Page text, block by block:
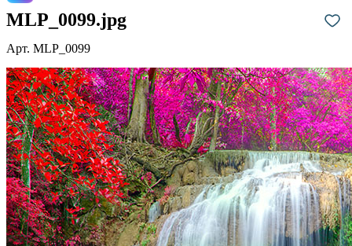
MLP_0099.jpg
Арт. MLP_0099